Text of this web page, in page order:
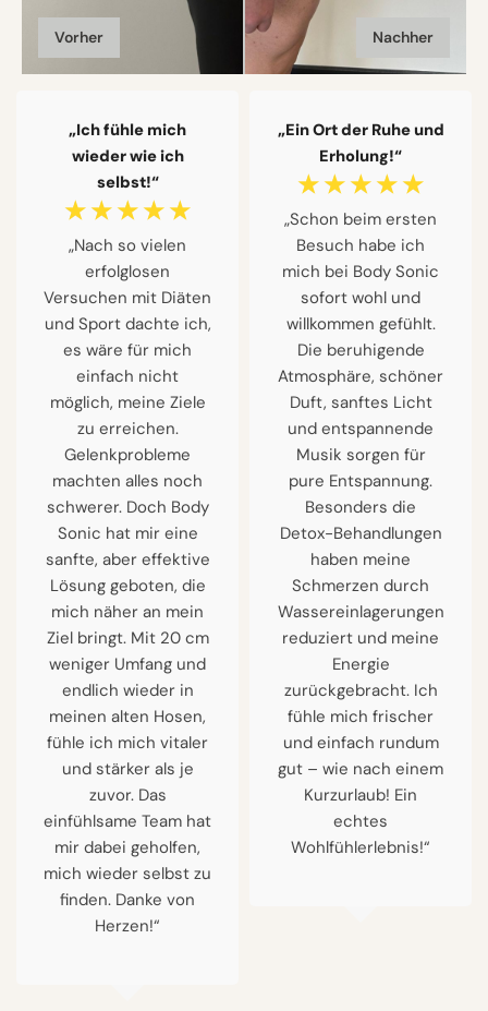
Vorher Nachher
„Ich fühle mich
wieder wie ich
selbst!“
☆ ☆ ☆ ☆ ☆
„Nach so vielen
erfolglosen
Versuchen mit Diäten
und Sport dachte ich,
es wäre für mich
einfach nicht
möglich, meine Ziele
zu erreichen.
Gelenkprobleme
machten alles noch
schwerer. Doch Body
Sonic hat mir eine
sanfte, aber effektive
Lösung geboten, die
mich näher an mein
Ziel bringt. Mit 20 cm
weniger Umfang und
endlich wieder in
meinen alten Hosen,
fühle ich mich vitaler
und stärker als je
zuvor. Das
einfühlsame Team hat
mir dabei geholfen,
mich wieder selbst zu
finden. Danke von
Herzen!“
„Ein Ort der Ruhe und
Erholung!“
☆ ☆ ☆ ☆ ☆
„Schon beim ersten
Besuch habe ich
mich bei Body Sonic
sofort wohl und
willkommen gefühlt.
Die beruhigende
Atmosphäre, schöner
Duft, sanftes Licht
und entspannende
Musik sorgen für
pure Entspannung.
Besonders die
Detox-Behandlungen
haben meine
Schmerzen durch
Wassereinlagerungen
reduziert und meine
Energie
zurückgebracht. Ich
fühle mich frischer
und einfach rundum
gut – wie nach einem
Kurzurlaub! Ein
echtes
Wohlfühlerlebnis!“